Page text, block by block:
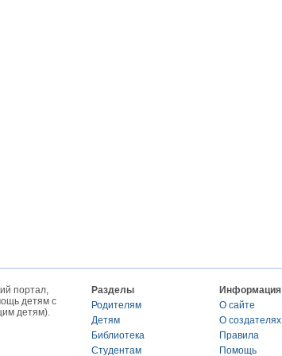
портал,
детям с
детям).
Разделы
Родителям
Детям
Библиотека
Студентам
Информация
О сайте
О создателях
Правила
Помощь